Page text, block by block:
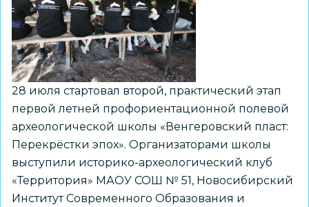
28 июля стартовал второй, практический этап
первой летней профориентационной полевой
археологической школы «Венгеровский пласт:
Перекрёстки эпох». Организаторами школы
выступили историко-археологический клуб
«Территория» МАОУ СОШ № 51, Новосибирский
Институт Современного Образования и